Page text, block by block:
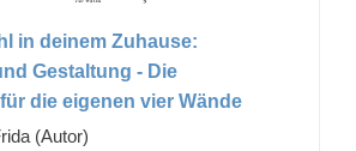
in deinem Zuhause:
Gestaltung - Die
die eigenen vier Wände
(Autor)